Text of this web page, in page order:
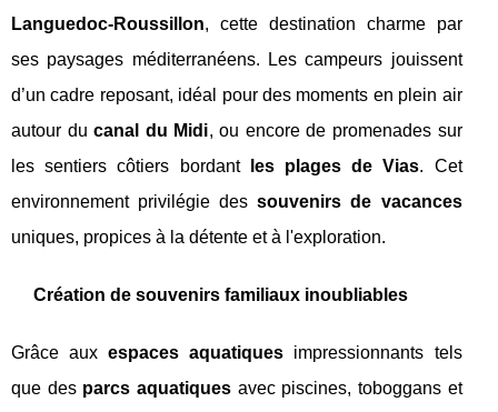
Languedoc-Roussillon, cette destination charme par
ses paysages méditerranéens. Les campeurs jouissent
d’un cadre reposant, idéal pour des moments en plein air
autour ducanal du Midi, ou encore de promenades sur
les sentiers côtiers bordant
les plages de Vias. Cet
environnement privilégie dessouvenirs de vacances
uniques, propices à la détente et à l'exploration.
Création de souvenirs familiaux inoubliables
Grâce auxespaces aquatiques impressionnants tels
que des parcs aquatiquesavec piscines, toboggans et